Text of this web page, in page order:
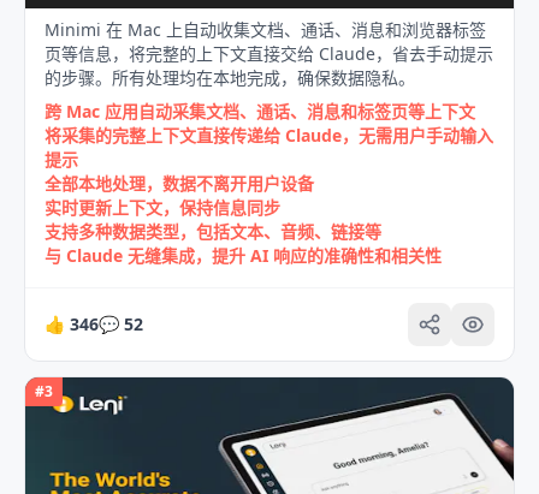
Minimi 在 Mac 上自动收集文档、通话、消息和浏览器标签
页等信息，将完整的上下文直接交给 Claude，省去手动提示
的步骤。所有处理均在本地完成，确保数据隐私。
跨 Mac 应用自动采集文档、通话、消息和标签页等上下文
将采集的完整上下文直接传递给 Claude，无需用户手动输入
提示
全部本地处理，数据不离开用户设备
实时更新上下文，保持信息同步
支持多种数据类型，包括文本、音频、链接等
与 Claude 无缝集成，提升 AI 响应的准确性和相关性
👍 346💬 52
#3